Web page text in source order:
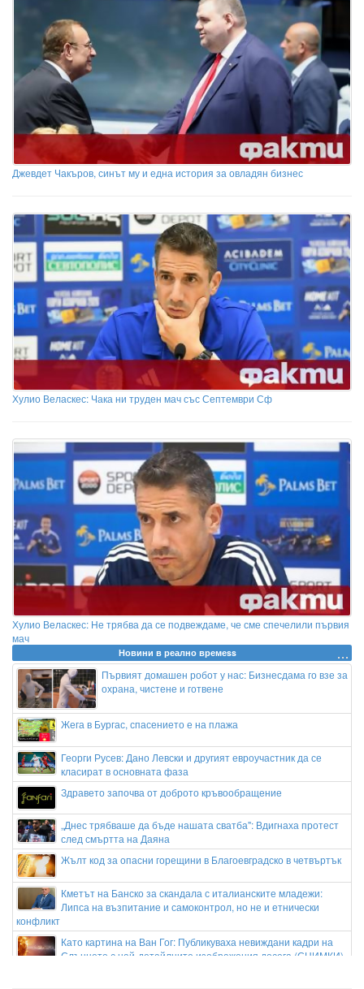
Джевдет Чакъров, синът му и една история за овладян бизнес
Хулио Веласкес: Чака ни труден мач със Септември Сф
Хулио Веласкес: Не трябва да се подвеждаме, че сме спечелили първия
мач
Новини в реално времеss
Първият домашен робот у нас: Бизнесдама го взе за
охрана, чистене и готвене
Жега в Бургас, спасението е на плажа
Георги Русев: Дано Левски и другият евроучастник да се
класират в основната фаза
Здравето започва от доброто кръвообращение
„Днес трябваше да бъде нашата сватба": Вдигнаха протест
след смъртта на Даяна
Жълт код за опасни горещини в Благоевградско в четвъртък
Кметът на Банско за скандала с италианските младежи:
Липса на възпитание и самоконтрол, но не и етнически
конфликт
Като картина на Ван Гог: Публикуваха невиждани кадри на
Слънцето с най-детайлните изображения досега (СНИМКИ)